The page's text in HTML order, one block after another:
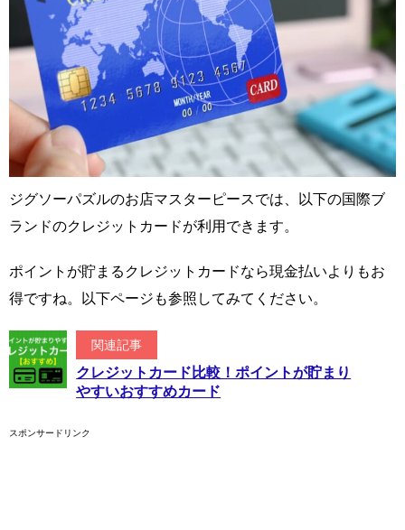
ジグソーパズルのお店マスターピースでは、以下の国際ブ
ランドのクレジットカードが利用できます。
ポイントが貯まるクレジットカードなら現金払いよりもお
得ですね。以下ページも参照してみてください。
関連記事
クレジットカード比較！ポイントが貯まり
やすいおすすめカード
スポンサードリンク